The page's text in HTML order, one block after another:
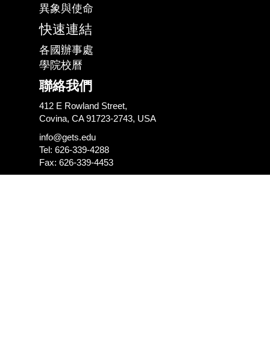
異象與使命
快速連結
各國辦事處
學院校曆
聯絡我們
412 E Rowland Street,
Covina, CA 91723-2743, USA
info@gets.edu
Tel: 626-339-4288
Fax: 626-339-4453